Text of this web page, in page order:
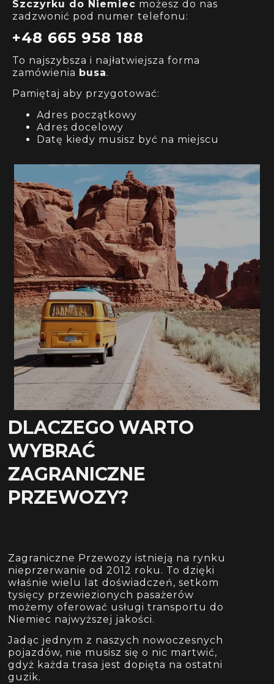
Szczyrku do Niemiec możesz do nas
zadzwonić pod numer telefonu:
+48 665 958 188
To najszybsza i najłatwiejsza forma
zamówienia busa.
Pamiętaj aby przygotować:
Adres początkowy
Adres docelowy
Datę kiedy musisz być na miejscu
DLACZEGO WARTO
WYBRAĆ
ZAGRANICZNE
PRZEWOZY?
Zagraniczne Przewozy istnieją na rynku
nieprzerwanie od 2012 roku. To dzięki
właśnie wielu lat doświadczeń, setkom
tysięcy przewiezionych pasażerów
możemy oferować usługi transportu do
Niemiec najwyższej jakości.
Jadąc jednym z naszych nowoczesnych
pojazdów, nie musisz się o nic martwić,
gdyż każda trasa jest dopięta na ostatni
guzik.